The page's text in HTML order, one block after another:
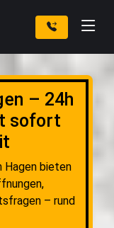
– 24h
sofort
Hagen bieten
– rund